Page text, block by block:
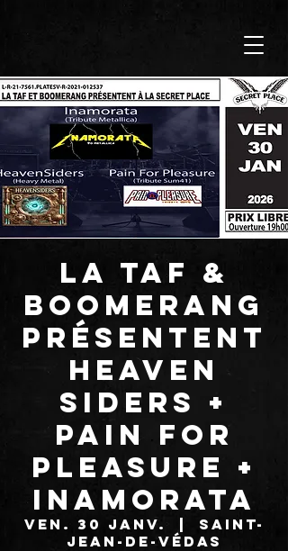
LA TAF &
BOOMERANG
présentent
HEAVEN
SIDERS +
PAIN FOR
PLEASURE +
INAMORATA
ven. 30 janv.
Saint-
Jean-de-Védas